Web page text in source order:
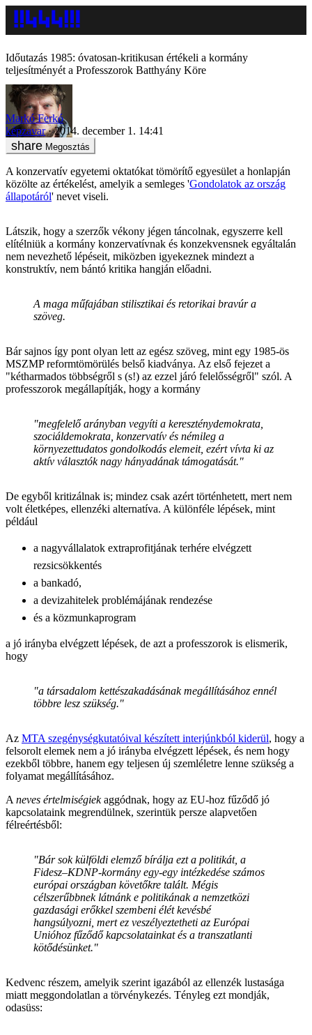
Időutazás 1985: óvatosan-kritikusan értékeli a kormány
teljesítményét a Professzorok Batthyány Köre
Markó Ferkó
képzavar
2014. december 1. 14:41
Megosztás
A konzervatív egyetemi oktatókat tömörítő egyesület a honlapján
közölte az értékelést, amelyik a semleges 'Gondolatok az ország
állapotáról' nevet viseli.
Látszik, hogy a szerzők vékony jégen táncolnak, egyszerre kell
elítélniük a kormány konzervatívnak és konzekvensnek egyáltalán
nem nevezhető lépéseit, miközben igyekeznek mindezt a
konstruktív, nem bántó kritika hangján előadni.
A maga műfajában stilisztikai és retorikai bravúr a
szöveg.
Bár sajnos így pont olyan lett az egész szöveg, mint egy 1985-ös
MSZMP reformtömörülés belső kiadványa. Az első fejezet a
"kétharmados többségről s (s!) az ezzel járó felelősségről" szól. A
professzorok megállapítják, hogy a kormány
"megfelelő arányban vegyíti a kereszténydemokrata,
szociáldemokrata, konzervatív és némileg a
környezettudatos gondolkodás elemeit, ezért vívta ki az
aktív választók nagy hányadának támogatását."
De egyből kritizálnak is; mindez csak azért történhetett, mert nem
volt életképes, ellenzéki alternatíva. A különféle lépések, mint
például
a nagyvállalatok extraprofitjának terhére elvégzett
rezsicsökkentés
a bankadó,
a devizahitelek problémájának rendezése
és a közmunkaprogram
a jó irányba elvégzett lépések, de azt a professzorok is elismerik,
hogy
"a társadalom kettészakadásának megállításához ennél
többre lesz szükség."
Az MTA szegénységkutatóival készített interjúnkból kiderül, hogy a
felsorolt elemek nem a jó irányba elvégzett lépések, és nem hogy
ezekből többre, hanem egy teljesen új szemléletre lenne szükség a
folyamat megállításához.
A neves értelmiségiekaggódnak, hogy az EU-hoz fűződő jó
kapcsolataink megrendülnek, szerintük persze alapvetően
félreértésből:
"Bár sok külföldi elemző bírálja ezt a politikát, a
Fidesz–KDNP-kormány egy-egy intézkedése számos
európai országban követőkre talált. Mégis
célszerűbbnek látnánk e politikának a nemzetközi
gazdasági erőkkel szembeni élét kevésbé
hangsúlyozni, mert ez veszélyeztetheti az Európai
Unióhoz fűződő kapcsolatainkat és a transzatlanti
kötődésünket."
Kedvenc részem, amelyik szerint igazából az ellenzék lustasága
miatt meggondolatlan a törvénykezés. Tényleg ezt mondják,
odasüss: